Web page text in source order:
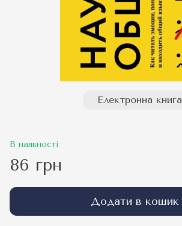
Електронна книга
В наявності
86 грн
Додати в кошик